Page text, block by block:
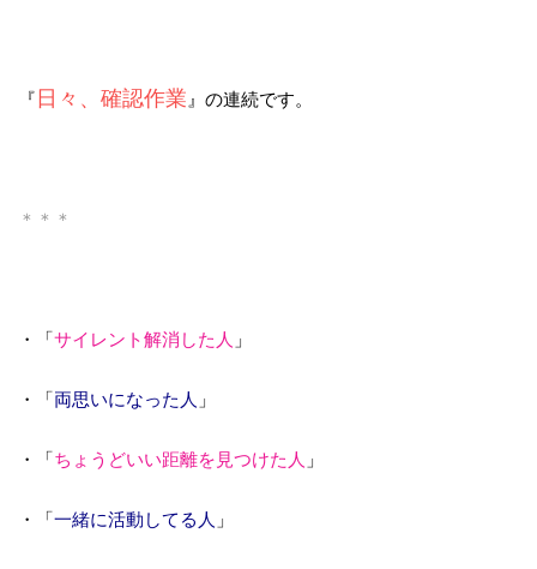
『 日々、確認作業』の連続です。
＊＊＊
・「サイレント解消した人 」
・「両思いになった人 」
・「ちょうどいい距離を見つけた人 」
・「一緒に活動してる人 」